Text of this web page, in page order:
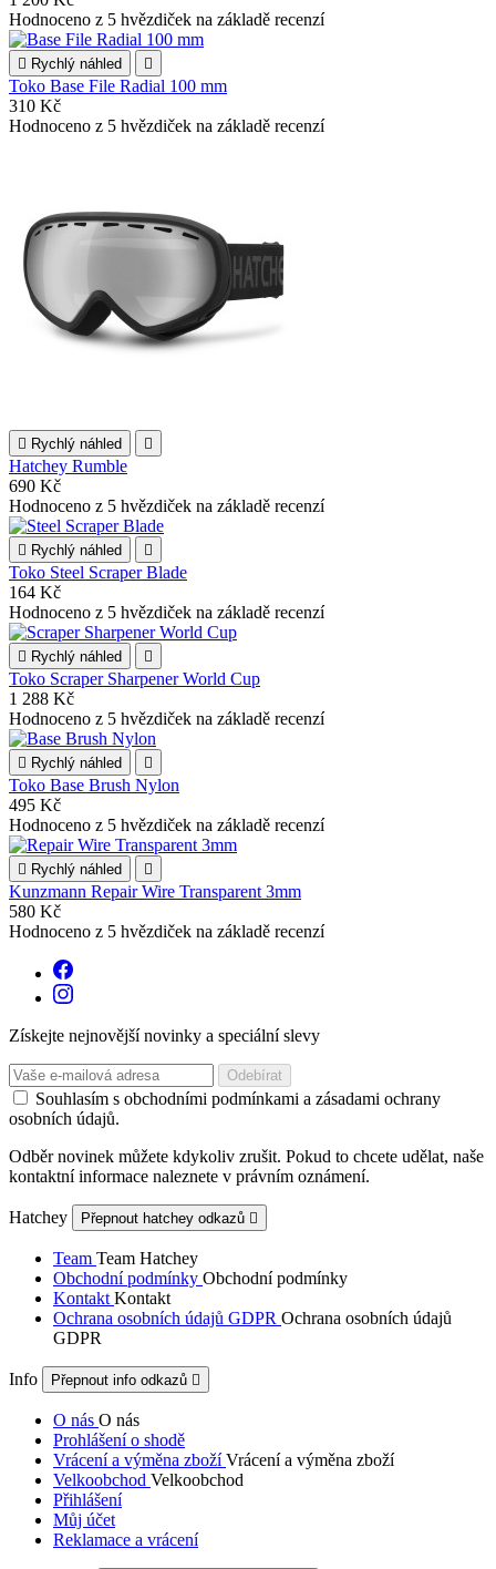
Hodnoceno z 5 hvězdiček na základě recenzí
 Rychlý náhled 
Toko Base File Radial 100 mm
310 Kč
Hodnoceno z 5 hvězdiček na základě recenzí
 Rychlý náhled 
Hatchey Rumble
690 Kč
Hodnoceno z 5 hvězdiček na základě recenzí
 Rychlý náhled 
Toko Steel Scraper Blade
164 Kč
Hodnoceno z 5 hvězdiček na základě recenzí
 Rychlý náhled 
Toko Scraper Sharpener World Cup
1 288 Kč
Hodnoceno z 5 hvězdiček na základě recenzí
 Rychlý náhled 
Toko Base Brush Nylon
495 Kč
Hodnoceno z 5 hvězdiček na základě recenzí
 Rychlý náhled 
Kunzmann Repair Wire Transparent 3mm
580 Kč
Hodnoceno z 5 hvězdiček na základě recenzí
Získejte nejnovější novinky a speciální slevy
Souhlasím s obchodními podmínkami a zásadami ochrany
osobních údajů.
Odběr novinek můžete kdykoliv zrušit. Pokud to chcete udělat, naše
kontaktní informace naleznete v právním oznámení.
Hatchey Přepnout hatchey odkazů 
Team Team Hatchey
Obchodní podmínky Obchodní podmínky
Kontakt Kontakt
Ochrana osobních údajů GDPR Ochrana osobních údajů
GDPR
Info Přepnout info odkazů 
O nás O nás
Prohlášení o shodě
Vrácení a výměna zbožíVrácení a výměna zboží
Velkoobchod Velkoobchod
Přihlášení
Můj účet
Reklamace a vrácení